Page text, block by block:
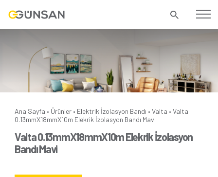
Ana Sayfa • Ürünler • Elektrik İzolasyon Bandı • Valta • Valta
0.13mmX18mmX10m Elekrik İzolasyon Bandı Mavi
Valta 0.13mmX18mmX10m Elekrik İzolasyon
Bandı Mavi